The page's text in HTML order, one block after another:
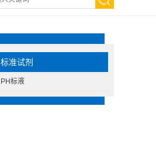
标准试剂
PH标液